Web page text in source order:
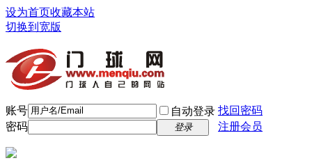
设为首页收藏本站
切换到宽版
账号 自动登录 找回密码
密码
登录 注册会员